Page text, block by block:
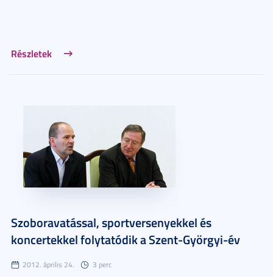
Részletek
Szoboravatással, sportversenyekkel és
koncertekkel folytatódik a Szent-Györgyi-év
2012. április 24. 3 perc